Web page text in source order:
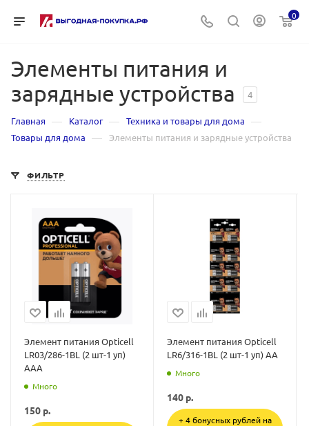
0
Элементы питания и
зарядные устройства
4
Главная — Каталог — Техника и товары для дома —
Товары для дома — Элементы питания и зарядные устройства
ФИЛЬТР
Элемент питания Opticell
LR03/286-1BL (2 шт-1 уп)
AAA
Много
150 р.
Элемент питания Opticell
LR6/316-1BL (2 шт-1 уп) AA
Много
140 р.
+ 4 бонусных рублей на